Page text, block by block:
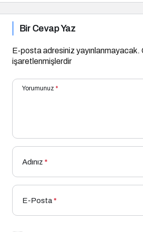
Bir Cevap Yaz
E-posta adresiniz yayınlanmayacak.
işaretlenmişlerdir
Yorumunuz *
Adınız *
E-Posta*